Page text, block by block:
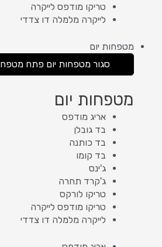
טריקו מודפס לייקרה
לייקרה מלמלה דו צדדי
מטפחות יום
סגור מטפחות יום פתח
מטפחות יום
אריג מודפס
בד גובלן
בד כותנה
בד קומו
ג'ינס
ג'קרד תחרה
טריקו לורקס
טריקו מודפס לייקרה
לייקרה מלמלה דו צדדי